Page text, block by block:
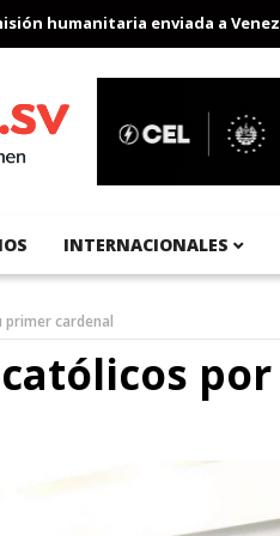
enviada a Venezuela
INTERNACIONALES
primer cardenal
por